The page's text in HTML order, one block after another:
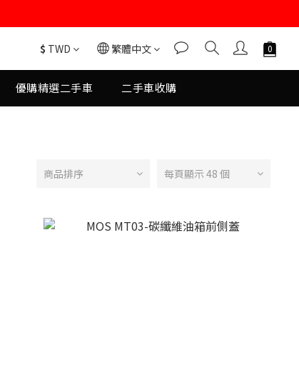
$ TWD 繁體中文
優購精選二手車 二手車收購
商品排序 每頁顯示 48 個